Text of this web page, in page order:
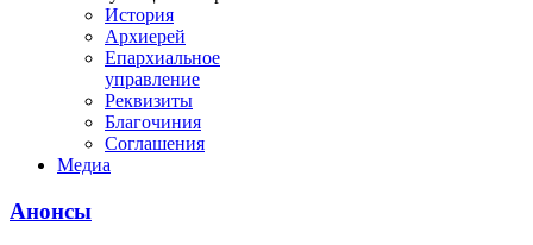
История
Архиерей
Епархиальное
управление
Реквизиты
Благочиния
Соглашения
Медиа
Анонсы